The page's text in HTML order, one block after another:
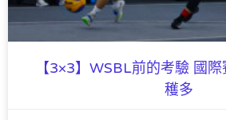
【3×3】WSBL前的考驗 國
穫多